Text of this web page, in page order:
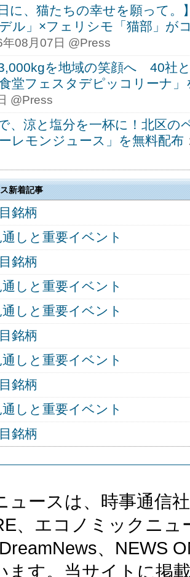
日に、猫たちの幸せを願って
デル」×フェリシモ「猫部」が
年08月07日 @Press
を地域の笑顔へ 40社
堂フェスタデピッコリーナ」
@Press
、涼と塩分を一杯に！北区の
レモンジュース」を無料配布
新着記事
銘柄
しと重要イベント
銘柄
しと重要イベント
しと重要イベント
銘柄
しと重要イベント
銘柄
しと重要イベント
銘柄
ュースは、時事通信
、エコノミックニ
、NEWS
ます。当サイトに掲